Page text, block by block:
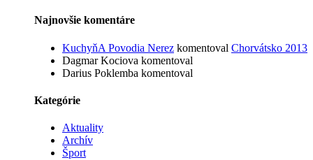
Najnovšie komentáre
KuchyňA Povodia Nerez komentoval Chorvátsko 2013
Dagmar Kociova komentoval
Darius Poklemba komentoval
Kategórie
Aktuality
Archív
Šport